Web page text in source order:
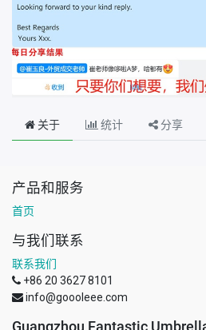
关于 统计 分享
产品和服务
首页
与我们联系
联系我们
+86 20 3627 8101
info@goooleee.com